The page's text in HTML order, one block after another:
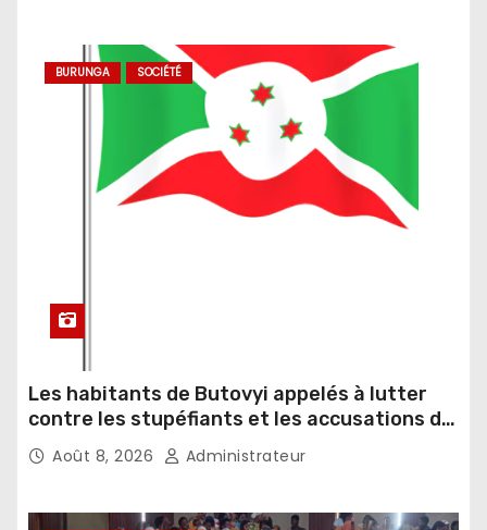
BURUNGA SOCIÉTÉ
Les habitants de Butovyi appelés à lutter
contre les stupéfiants et les accusations de
sorcellerie
Août 8, 2026 Administrateur